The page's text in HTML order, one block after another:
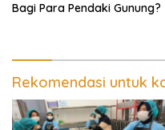
Bagi Para Pendaki Gunung?
Rekomendasi untuk